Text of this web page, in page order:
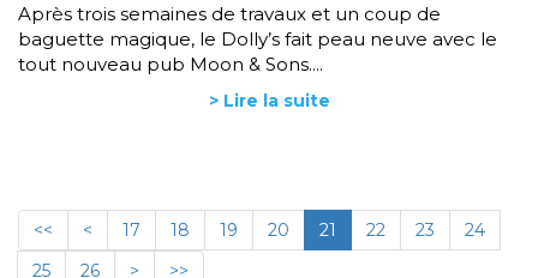
Après trois semaines de travaux et un coup de
baguette magique, le Dolly’s fait peau neuve avec le
tout nouveau pub Moon & Sons....
> Lire la suite
<< < 17 18 19 20 21 22 23
24
25
26 > >>